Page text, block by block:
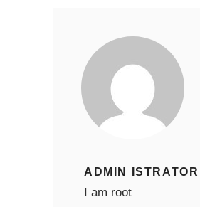
ADMIN ISTRATOR
I am root